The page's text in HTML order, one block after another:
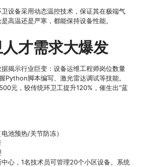
设备采用动态温控技术，保证其在极端气
高温还是严寒，都能保持设备性能。
才需求大爆发
揭示行业巨变：设备运维工程师岗位数量
Python脚本编写、激光雷达调试等技能。
元，较传统环卫工提升120%，催生出“蓝
池预热/关节防冻）
心，1名技术员可管理20个小区设备。系统